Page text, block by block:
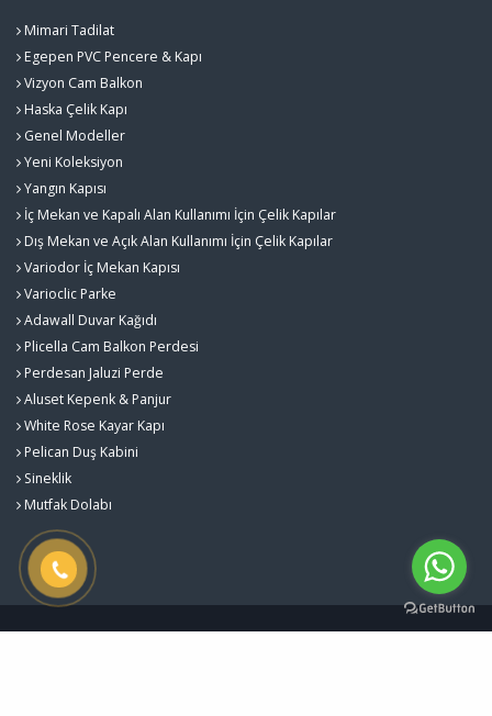
Mimari Tadilat
Egepen PVC Pencere & Kapı
Vizyon Cam Balkon
Haska Çelik Kapı
Genel Modeller
Yeni Koleksiyon
Yangın Kapısı
İç Mekan ve Kapalı Alan Kullanımı İçin Çelik Kapılar
Dış Mekan ve Açık Alan Kullanımı İçin Çelik Kapılar
Variodor İç Mekan Kapısı
Varioclic Parke
Adawall Duvar Kağıdı
Plicella Cam Balkon Perdesi
Perdesan Jaluzi Perde
Aluset Kepenk & Panjur
White Rose Kayar Kapı
Pelican Duş Kabini
Sineklik
Mutfak Dolabı